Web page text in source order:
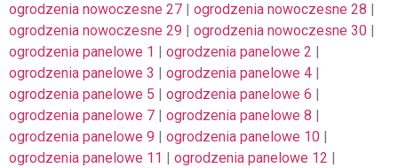
ogrodzenia nowoczesne 27 | ogrodzenia nowoczesne 28 |
ogrodzenia nowoczesne 29 | ogrodzenia nowoczesne 30 |
ogrodzenia panelowe 1 | ogrodzenia panelowe 2 |
ogrodzenia panelowe 3 | ogrodzenia panelowe 4 |
ogrodzenia panelowe 5 | ogrodzenia panelowe 6 |
ogrodzenia panelowe 7 | ogrodzenia panelowe 8 |
ogrodzenia panelowe 9 | ogrodzenia panelowe 10 |
ogrodzenia panelowe 11 | ogrodzenia panelowe 12 |